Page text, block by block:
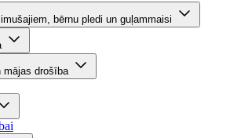
bērnu pledi un guļammaisi
mājas drošība